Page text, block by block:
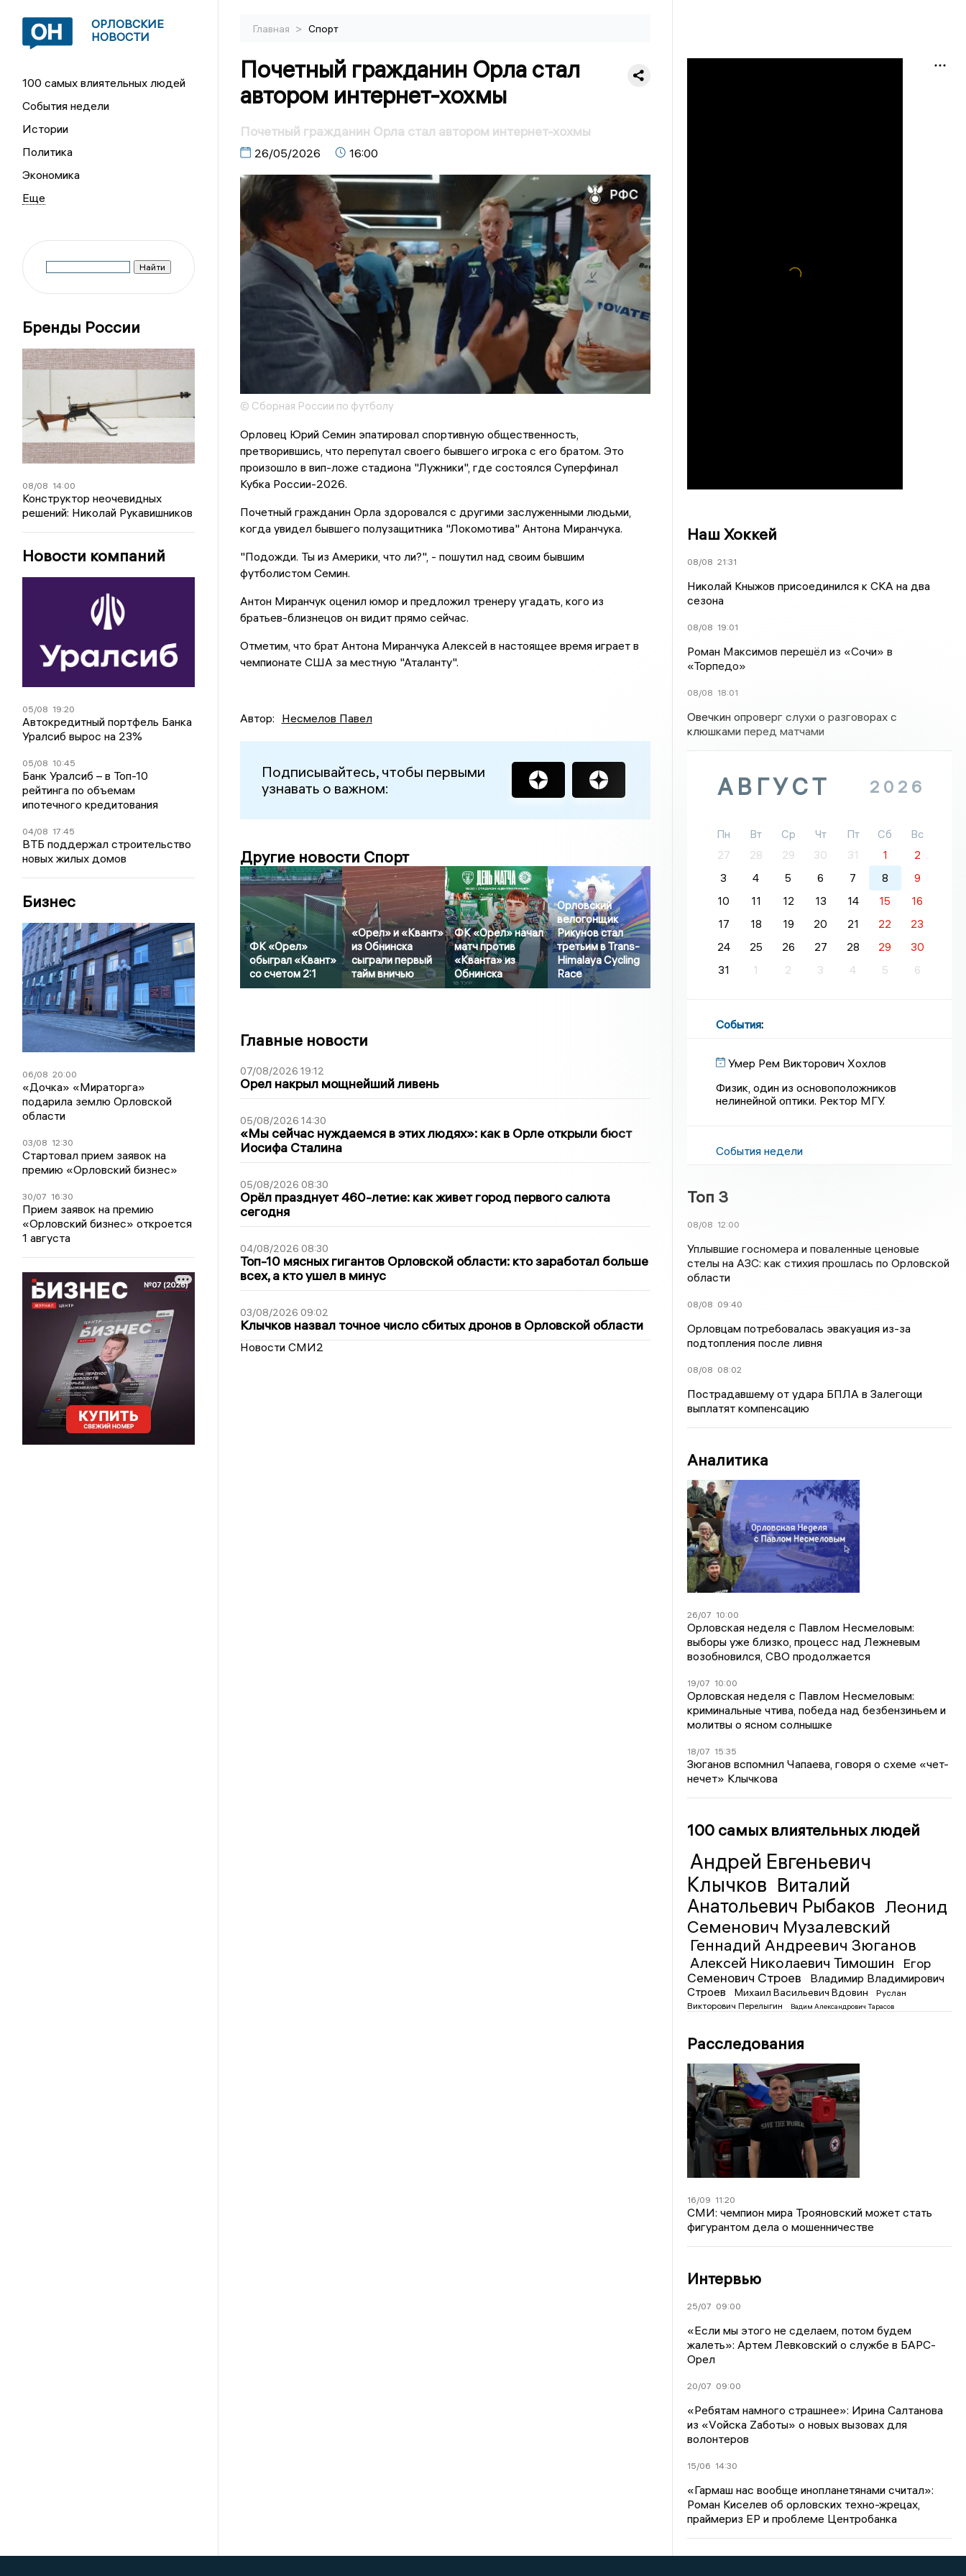
ОРЛОВСКИЕ
НОВОСТИ
100 самых влиятельных людей
События недели
Истории
Политика
Экономика
Бренды России
08/08 14:00
Конструктор неочевидных
решений: Николай Рукавишников
Новости компаний
05/08 19:20
Автокредитный портфель Банка
Уралсиб вырос на 23%
05/08 10:45
Банк Уралсиб – в Топ-10
рейтинга по объемам
ипотечного кредитования
04/08 17:45
ВТБ поддержал строительство
новых жилых домов
Бизнес
06/08 20:00
«Дочка» «Мираторга»
подарила землю Орловской
области
03/08 12:30
Стартовал прием заявок на
премию «Орловский бизнес»
30/07 16:30
Прием заявок на премию
«Орловский бизнес» откроется
1 августа
Главная > Спорт
Почетный гражданин Орла стал
автором интернет-хохмы
Почетный гражданин Орла стал автором интернет-хохмы
26/05/2026 16:00
© Сборная России по футболу
Орловец Юрий Семин эпатировал спортивную общественность,
претворившись, что перепутал своего бывшего игрока с его братом. Это
произошло в вип-ложе стадиона "Лужники", где состоялся Суперфинал
Кубка России-2026.
Почетный гражданин Орла здоровался с другими заслуженными людьми,
когда увидел бывшего полузащитника "Локомотива" Антона Миранчука.
"Подожди. Ты из Америки, что ли?", - пошутил над своим бывшим
футболистом Семин.
Антон Миранчук оценил юмор и предложил тренеру угадать, кого из
братьев-близнецов он видит прямо сейчас.
Отметим, что брат Антона Миранчука Алексей в настоящее время играет в
чемпионате США за местную "Аталанту".
Автор: Несмелов Павел
Подписывайтесь, чтобы первыми
узнавать о важном:
Другие новости Спорт
ФК «Орел»
обыграл «Квант»
со счетом 2:1
«Орел» и «Квант»
из Обнинска
сыграли первый
тайм вничью
ФК «Орел» начал
матч против
«Кванта» из
Обнинска
Орловский
велогонщик
Рикунов стал
третьим в Trans-
Himalaya Cycling
Race
Главные новости
07/08/2026 19:12
Орел накрыл мощнейший ливень
05/08/2026 14:30
«Мы сейчас нуждаемся в этих людях»: как в Орле открыли бюст
Иосифа Сталина
05/08/2026 08:30
Орёл празднует 460-летие: как живет город первого салюта
сегодня
04/08/2026 08:30
Топ-10 мясных гигантов Орловской области: кто заработал больше
всех, а кто ушел в минус
03/08/2026 09:02
Клычков назвал точное число сбитых дронов в Орловской области
Новости СМИ2
Наш Хоккей
08/08 21:31
Николай Кныжов присоединился к СКА на два
сезона
08/08 19:01
Роман Максимов перешёл из «Сочи» в
«Торпедо»
08/08 18:01
Овечкин опроверг слухи о разговорах с
клюшками перед матчами
АВГУСТ 2026
Пн Вт Ср Чт Пт Сб
Вс
27
28 29 30 31 1
2
3
4 5 6 7 8
9
10
11 12 13 14 15
16
17
18 19 20 21 22
23
24
25 26 27 28 29
30
31
1 2 3 4 5 6
События:
Умер Рем Викторович Хохлов
Физик, один из основоположников
нелинейной оптики. Ректор МГУ.
События недели
Топ 3
08/08 12:00
Уплывшие госномера и поваленные ценовые
стелы на АЗС: как стихия прошлась по Орловской
области
08/08 09:40
Орловцам потребовалась эвакуация из-за
подтопления после ливня
08/08 08:02
Пострадавшему от удара БПЛА в Залегощи
выплатят компенсацию
Аналитика
26/07 10:00
Орловская неделя с Павлом Несмеловым:
выборы уже близко, процесс над Лежневым
возобновился, СВО продолжается
19/07 10:00
Орловская неделя с Павлом Несмеловым:
криминальные чтива, победа над безбензиньем и
молитвы о ясном солнышке
18/07 15:35
Зюганов вспомнил Чапаева, говоря о схеме «чет-
нечет» Клычкова
100 самых влиятельных людей
Андрей Евгеньевич
Клычков Виталий
Анатольевич Рыбаков Леонид
Семенович Музалевский
Геннадий Андреевич Зюганов
Алексей Николаевич Тимошин
Егор
Семенович Строев
Владимир Владимирович
Строев
Михаил Васильевич Вдовин
Руслан
Викторович Перелыгин
Вадим Александрович Тарасов
Расследования
16/09 11:20
СМИ: чемпион мира Трояновский может стать
фигурантом дела о мошенничестве
Интервью
25/07 09:00
«Если мы этого не сделаем, потом будем
жалеть»: Артем Левковский о службе в БАРС-
Орел
20/07 09:00
«Ребятам намного страшнее»: Ирина Салтанова
из «Vойска Zаботы» о новых вызовах для
волонтеров
15/06 14:30
«Гармаш нас вообще инопланетянами считал»:
Роман Киселев об орловских техно-жрецах,
праймериз ЕР и проблеме Центробанка